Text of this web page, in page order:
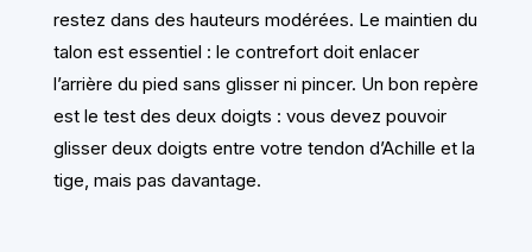
restez dans des hauteurs modérées. Le maintien du
talon est essentiel : le contrefort doit enlacer
l’arrière du pied sans glisser ni pincer. Un bon repère
est le test des deux doigts : vous devez pouvoir
glisser deux doigts entre votre tendon d’Achille et la
tige, mais pas davantage.